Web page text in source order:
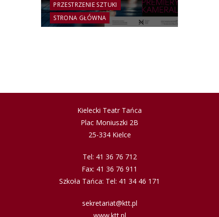
PRZESTRZENIE SZTUKI
STRONA GŁÓWNA
PRZESTRZENIE SZTUKI –
Kielecki Teatr Tańca
Plac Moniuszki 2B
25-334 Kielce
Tel: 41 36 76 712
Fax: 41 36 76 911
Szkoła Tańca: Tel: 41 34 46 171
sekretariat@ktt.pl